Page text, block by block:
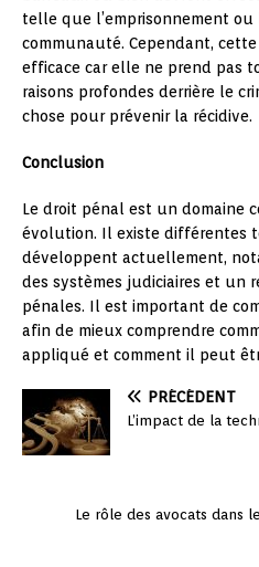
telle que l’emprisonnement
communauté. Cependant,
efficace car elle ne prend pas
raisons profondes derrière le
chose pour prévenir la récidive.
Conclusion
Le droit pénal est un domaine
évolution. Il existe différentes
développent actuellement,
des systèmes judiciaires et un
pénales. Il est important de
afin de mieux comprendre
appliqué et comment il peut
PRÉCÉDENT
L’impact de la
Le rôle des avocats dans